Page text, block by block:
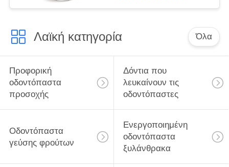
Λαϊκή κατηγορία Όλα
Προφορική
οδοντόπαστα
προσοχής
Δόντια που
λευκαίνουν τις
οδοντόπαστες
Οδοντόπαστα
γεύσης φρούτων
Ενεργοποιημένη
οδοντόπαστα
ξυλάνθρακα